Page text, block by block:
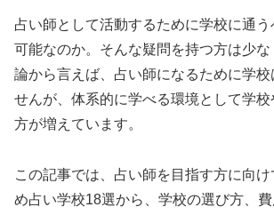
占い師として活動するために学校に通
可能なのか。そんな疑問を持つ方は少
論から言えば、占い師になるために学校
せんが、体系的に学べる環境として学
方が増えています。
この記事では、占い師を目指す方に向
め占い学校18選から、学校の選び方、